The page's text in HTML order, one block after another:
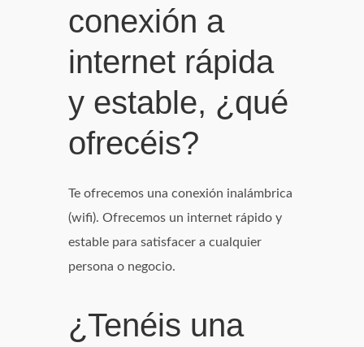
conexión a
internet rápida
y estable, ¿qué
ofrecéis?
Te ofrecemos una conexión inalámbrica
(wifi). Ofrecemos un internet rápido y
estable para satisfacer a cualquier
persona o negocio.
¿Tenéis una